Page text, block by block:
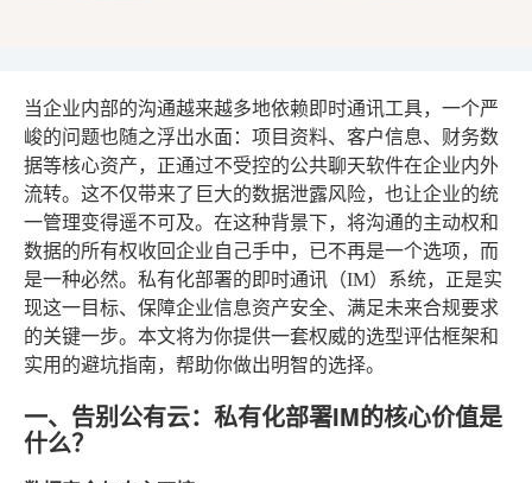
当企业内部的沟通越来越多地依赖即时通讯工具，一个严
峻的问题也随之浮出水面：项目资料、客户信息、财务数
据等核心资产，正通过不受控的公共聊天软件在企业内外
流转。这不仅带来了巨大的数据泄露风险，也让企业的统
一管理变得遥不可及。在这种背景下，将沟通的主动权和
数据的所有权收回企业自己手中，已不再是一个选项，而
是一种必然。私有化部署的即时通讯（IM）系统，正是实
现这一目标、保障企业信息资产安全、满足未来合规要求
的关键一步。本文将为你提供一套权威的选型评估框架和
实用的避坑指南，帮助你做出明智的选择。
一、告别公有云：私有化部署IM的核心价值是
什么？